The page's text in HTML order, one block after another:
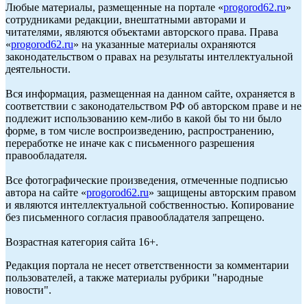
Любые материалы, размещенные на портале «progorod62.ru»
сотрудниками редакции, внештатными авторами и
читателями, являются объектами авторского права. Права
«progorod62.ru» на указанные материалы охраняются
законодательством о правах на результаты интеллектуальной
деятельности.
Вся информация, размещенная на данном сайте, охраняется в
соответствии с законодательством РФ об авторском праве и не
подлежит использованию кем-либо в какой бы то ни было
форме, в том числе воспроизведению, распространению,
переработке не иначе как с письменного разрешения
правообладателя.
Все фотографические произведения, отмеченные подписью
автора на сайте «progorod62.ru» защищены авторским правом
и являются интеллектуальной собственностью. Копирование
без письменного согласия правообладателя запрещено.
Возрастная категория сайта 16+.
Редакция портала не несет ответственности за комментарии
пользователей, а также материалы рубрики "народные
новости".